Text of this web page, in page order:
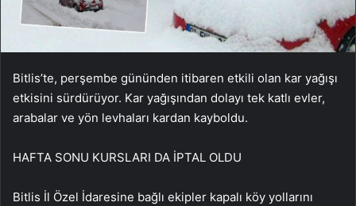
Bitlis’te, perşembe gününden itibaren etkili olan kar yağışı
etkisini sürdürüyor. Kar yağışından dolayı tek katlı evler,
arabalar ve yön levhaları kardan kayboldu.
HAFTA SONU KURSLARI DA İPTAL OLDU
Bitlis İl Özel İdaresine bağlı ekipler kapalı köy yollarını